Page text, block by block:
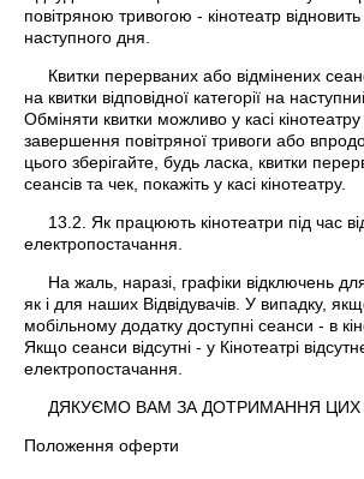
повітряною тривогою - кінотеатр
наступного дня.
Квитки перерваних або відмінених
на квитки відповідної категорії на
Обміняти квитки можливо у касі кінотеатру
завершення повітряної тривоги або
цього зберігайте, будь ласка, квитки
сеансів та чек, покажіть у касі кінотеатру.
13.2. Як працюють кінотеатри під час
електропостачання.
На жаль, наразі, графіки відключень
як і для наших Відвідувачів. У випадку,
мобільному додатку доступні сеанси - в
Якщо сеанси відсутні - у Кінотеатрі
електропостачання.
ДЯКУЄМО ВАМ ЗА ДОТРИМАННЯ ЦИХ
Положення оферти